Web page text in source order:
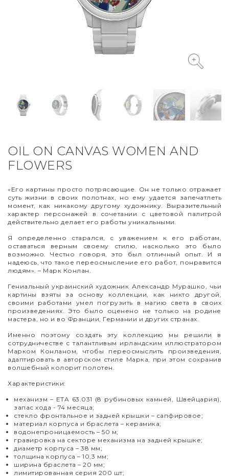
OIL ON CANVAS WOMEN AND
FLOWERS
«Его картины просто потрясающие. Он не только отражает
суть жизни в своих полотнах, но ему удается запечатлеть
момент, как никакому другому художнику. Выразительный
характер персонажей в сочетании с цветовой палитрой
действительно делает его работы уникальными.
Я определенно старался, c уважением к его работам,
оставаться верным своему стилю, насколько это было
возможно. Честно говоря, это был отличный опыт. И я
надеюсь, что такое переосмысление его работ, понравится
людям». – Марк Конлан.
Гениальный украинский художник Александр Мурашко, чьи
картины взяты за основу коллекции, как никто другой,
своими работами умел погрузить в магию света в своих
произведениях. Это было оценено не только на родине
мастера, но и во Франции, Германии и других странах.
Именно поэтому создать эту коллекцию мы решили в
сотрудничестве с талантливым ирландским иллюстратором
Марком Конланом, чтобы переосмыслить произведения,
адаптировать в авторском стиле Марка, при этом сохранив
волшебный колорит полотен.
Характеристики:
механизм – ETA 63.031 (8 рубиновых камней, Швейцария),
запас хода - 74 месяца;
стекло фронтальное и задней крышки – сапфировое;
материал корпуса и браслета – керамика;
водонепроницаемость – 50 м;
гравировка на секторе механизма на задней крышке;
диаметр корпуса – 38 мм;
толщина корпуса – 10,3 мм;
ширина браслета – 20 мм;
лимитированная серия 200 шт;